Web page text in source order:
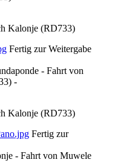
- Fahrt von Muwele
Kalonje (RD733)
Fertig zur
- Fahrt von Muwele
Kalonje (RD733)
Fertig zur Weitergabe